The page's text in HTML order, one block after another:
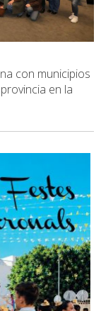
con municipios
en la